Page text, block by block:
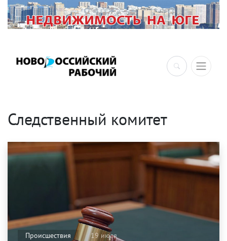
×
Следственный комитет
Происшествия 19 июля